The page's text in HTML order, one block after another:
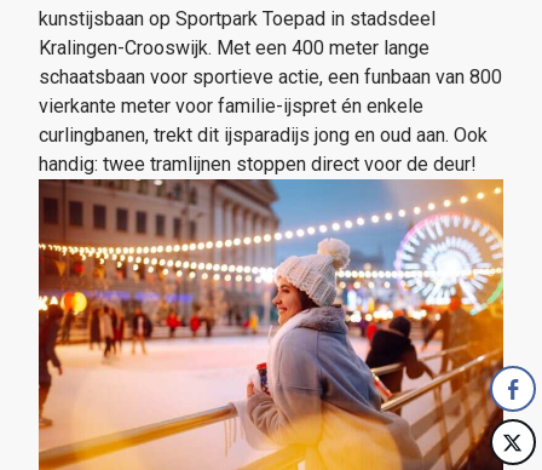
kunstijsbaan op Sportpark Toepad in stadsdeel
Kralingen-Crooswijk. Met een 400 meter lange
schaatsbaan voor sportieve actie, een funbaan van 800
vierkante meter voor familie-ijspret én enkele
curlingbanen, trekt dit ijsparadijs jong en oud aan. Ook
handig: twee tramlijnen stoppen direct voor de deur!